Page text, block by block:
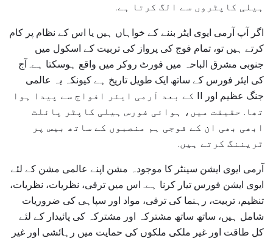
ہیلی کاپٹروں سے الگ کرتا ہے.
اگر آپ آرمی ایوی ایٹر بننے کے خواہاں ہیں یا اس کے نظام پر کام
کرتے ہیں تو، تمام فوج کی پرواز کی تربیت کے اسکول میں
جنوبی مشرق الباحہ میں فورٹ روکر میں واقع ہوسکتا ہے. آج
کی ایئر فورس کے ساتھ ایک طویل تاریخ ہے کیونکہ یہ عالمی
جنگ عظیم اور II کے بعد آرمی ایئر افواج سے پیدا ہوا
تھا. حقیقت میں، ہوائی فورس ہیلی کاپٹر پائلٹ
ابھی بھی ان کے فوجی ہم منصبوں کے ساتھ بیس پر
ٹریننگ کرتے ہیں.
آرمی ایوی ایشن سینٹر کا موجودہ مشن اپنے عالمی مشن کے لئے
ایوی ایشن فورس تیار کرنا ہے. اس میں ترقی، نظریات، نظریات،
تنظیم، تربیت، رہنما کی ترقی، مواد اور سپاہی کی ضروریات
شامل ہیں، ساتھ ساتھ مشترکہ اور مشترکہ کی پائیدار کے لئے
کل طاقت اور غیر ملکی ملکوں کی حمایت میں رہائشی اور غیر